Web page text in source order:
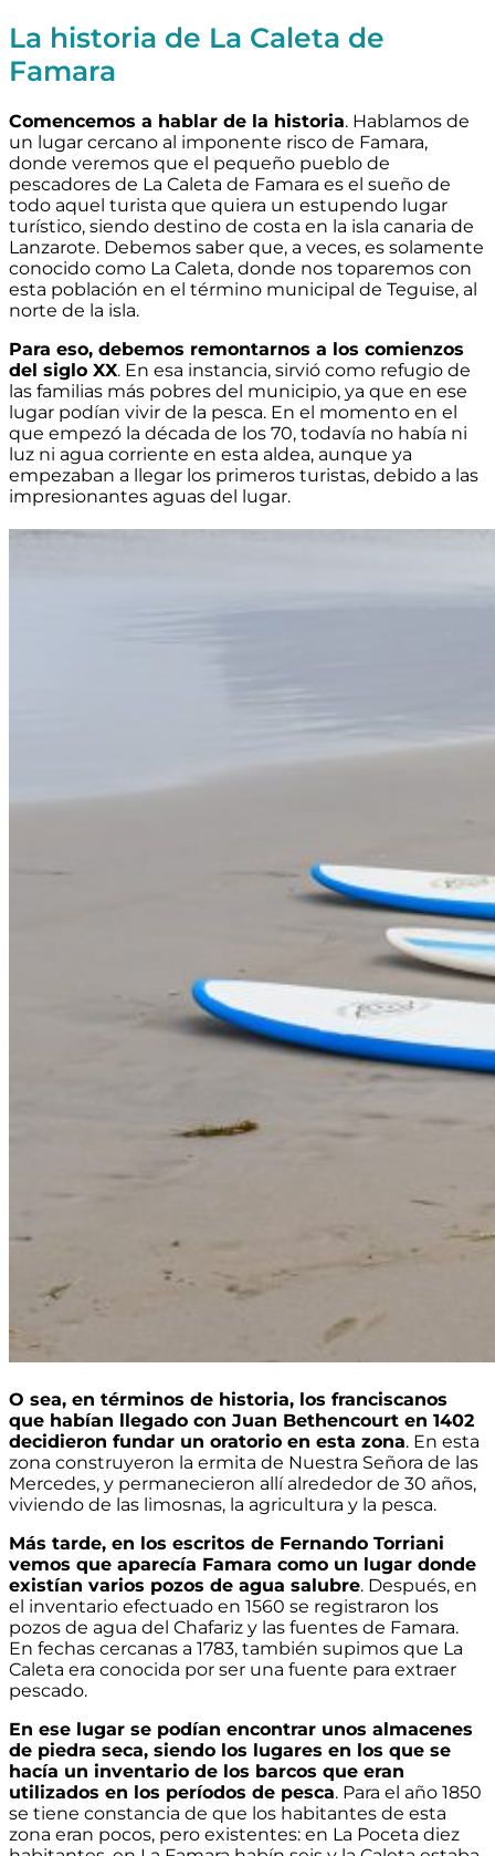
La historia de La Caleta de
Famara
Comencemos a hablar de la historia. Hablamos de
un lugar cercano al imponente risco de Famara,
donde veremos que el pequeño pueblo de
pescadores de La Caleta de Famara es el sueño de
todo aquel turista que quiera un estupendo lugar
turístico, siendo destino de costa en la isla canaria de
Lanzarote. Debemos saber que, a veces, es solamente
conocido como La Caleta, donde nos toparemos con
esta población en el término municipal de Teguise, al
norte de la isla.
Para eso, debemos remontarnos a los comienzos
del siglo XX. En esa instancia, sirvió como refugio de
las familias más pobres del municipio, ya que en ese
lugar podían vivir de la pesca. En el momento en el
que empezó la década de los 70, todavía no había ni
luz ni agua corriente en esta aldea, aunque ya
empezaban a llegar los primeros turistas, debido a las
impresionantes aguas del lugar.
O sea, en términos de historia, los franciscanos
que habían llegado con Juan Bethencourt en 1402
decidieron fundar un oratorio en esta zona. En esta
zona construyeron la ermita de Nuestra Señora de las
Mercedes, y permanecieron allí alrededor de 30 años,
viviendo de las limosnas, la agricultura y la pesca.
Más tarde, en los escritos de Fernando Torriani
vemos que aparecía Famara como un lugar donde
existían varios pozos de agua salubre. Después, en
el inventario efectuado en 1560 se registraron los
pozos de agua del Chafariz y las fuentes de Famara.
En fechas cercanas a 1783, también supimos que La
Caleta era conocida por ser una fuente para extraer
pescado.
En ese lugar se podían encontrar unos almacenes
de piedra seca, siendo los lugares en los que se
hacía un inventario de los barcos que eran
utilizados en los períodos de pesca. Para el año 1850
se tiene constancia de que los habitantes de esta
zona eran pocos, pero existentes: en La Poceta diez